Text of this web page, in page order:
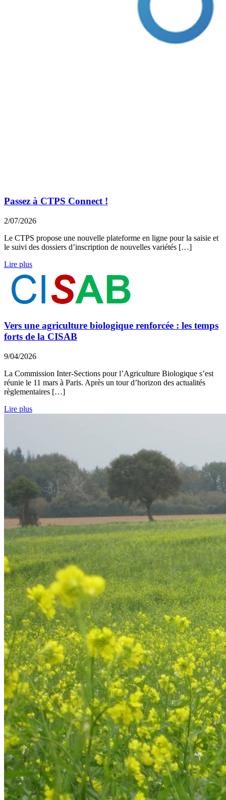
Passez à CTPS Connect !
2/07/2026
Le CTPS propose une nouvelle plateforme en ligne pour la saisie et
le suivi des dossiers d’inscription de nouvelles variétés […]
Lire plus
Vers une agriculture biologique renforcée : les temps
forts de la CISAB
9/04/2026
La Commission Inter-Sections pour l’Agriculture Biologique s’est
réunie le 11 mars à Paris. Après un tour d’horizon des actualités
règlementaires […]
Lire plus